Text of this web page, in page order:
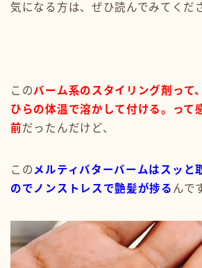
気になる方は、ぜひ読んでみてくだ
このバーム系のスタイリング剤って
ひらの体温で溶かして付ける。って
前だったんだけど、
この メルティバターバームは スッと
のでノンストレスで艶髪が捗る んで